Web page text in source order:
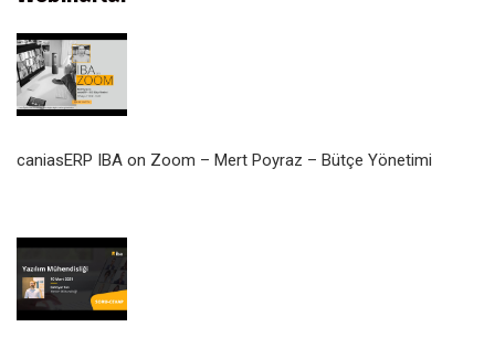
caniasERP IBA on Zoom – Mert Poyraz – Bütçe Yönetimi